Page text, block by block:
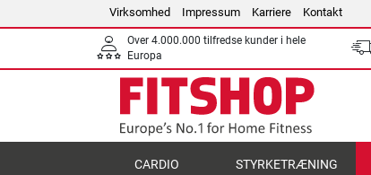
Virksomhed Impressum Karriere Kontakt
Over 4.000.000 tilfredse kunder i hele
Europa
CARDIO
STYRKETRÆNING